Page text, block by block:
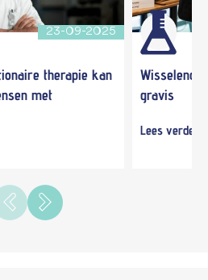
23-09-2025
therapie kan
met
gravis
Lees verder